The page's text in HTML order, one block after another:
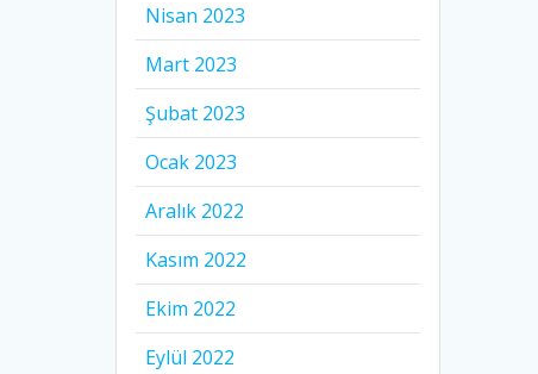
Nisan 2023
Mart 2023
Şubat 2023
Ocak 2023
Aralık 2022
Kasım 2022
Ekim 2022
Eylül 2022